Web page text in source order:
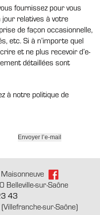
fournissez pour vous
relatives à votre
de façon occasionnelle,
etc. Si à n’importe quel
et ne plus recevoir d’e-
détaillées sont
à notre politique de
sur-Saône
43
sur-Saône)